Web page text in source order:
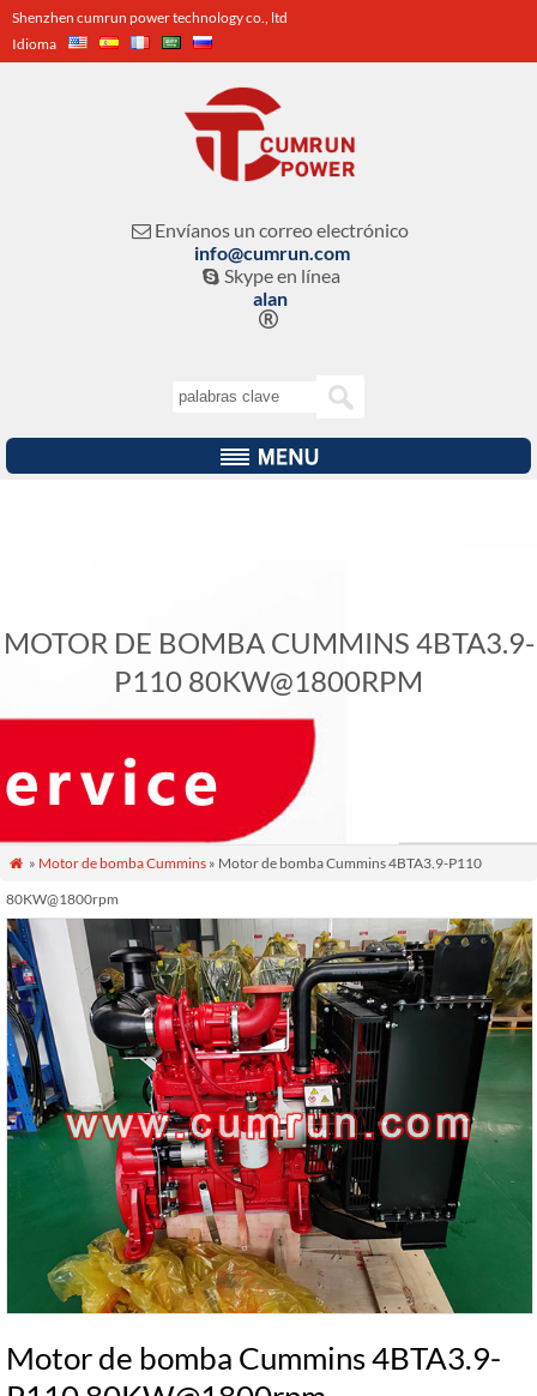
Shenzhen cumrun power technology co., ltd
Idioma
 Envíanos un correo electrónico
info@cumrun.com
 Skype en línea
alan

MOTOR DE BOMBA CUMMINS 4BTA3.9-
P110 80KW@1800RPM
 » Motor de bomba Cummins» Motor de bomba Cummins 4BTA3.9-P110
80KW@1800rpm
Motor de bomba Cummins 4BTA3.9-